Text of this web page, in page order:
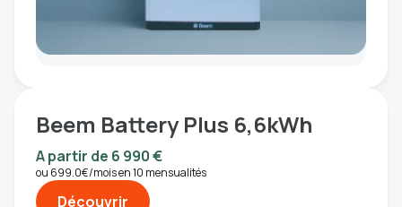
Beem Battery Plus 6,6kWh
A partir de 6 990 €
ou 699.0€/mois en 10 mensualités
Découvrir